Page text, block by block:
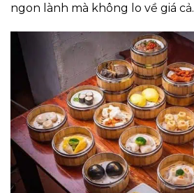
ngon lành mà không lo về giá cả.